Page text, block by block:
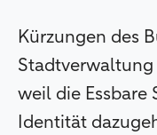
Kürzungen des
weil die Essbare
Identität